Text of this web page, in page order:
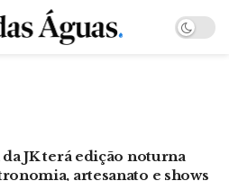
JK terá edição noturna
artesanato e shows